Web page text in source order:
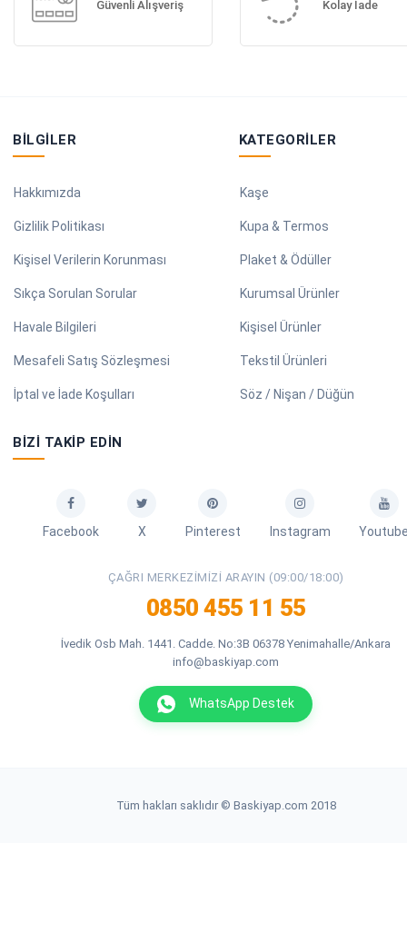
Güvenli Alışveriş Kolay İade
BILGILER
Hakkımızda
Gizlilik Politikası
Kişisel Verilerin Korunması
Sıkça Sorulan Sorular
Havale Bilgileri
Mesafeli Satış Sözleşmesi
İptal ve İade Koşulları
KATEGORILER
Kaşe
Kupa & Termos
Plaket & Ödüller
Kurumsal Ürünler
Kişisel Ürünler
Tekstil Ürünleri
Söz / Nişan / Düğün
BIZI TAKIP EDIN
Facebook X Pinterest Instagram
ÇAĞRI MERKEZIMIZI ARAYIN (09:00/18:00)
0850 455 11 55
İvedik Osb Mah. 1441. Cadde. No:3B 06378 Yenimahalle/Ankara
info@baskiyap.com
WhatsApp Destek
Tüm hakları saklıdır © Baskiyap.com 2018